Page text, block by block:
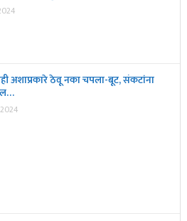
अशाप्रकारे ठेवू नका चपला-बूट, संकटांना